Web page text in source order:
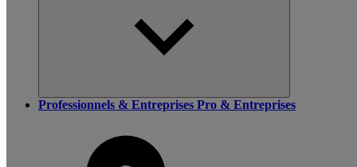
Professionnels & Entreprises Pro & Entreprises